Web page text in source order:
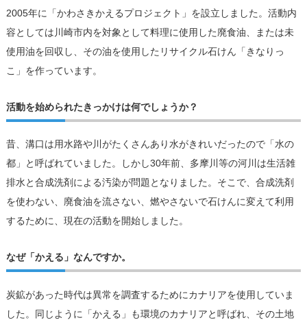
2005年に「かわさきかえるプロジェクト」を設立しました。活動内
容としては川崎市内を対象として料理に使用した廃食油、または未
使用油を回収し、その油を使用したリサイクル石けん「きなりっ
こ」を作っています。
活動を始められたきっかけは何でしょうか？
昔、溝口は用水路や川がたくさんあり水がきれいだったので「水の
都」と呼ばれていました。しかし30年前、多摩川等の河川は生活雑
排水と合成洗剤による汚染が問題となりました。そこで、合成洗剤
を使わない、廃食油を流さない、燃やさないで石けんに変えて利用
するために、現在の活動を開始しました。
なぜ「かえる」なんですか。
炭鉱があった時代は異常を調査するためにカナリアを使用していま
した。同じように「かえる」も環境のカナリアと呼ばれ、その土地